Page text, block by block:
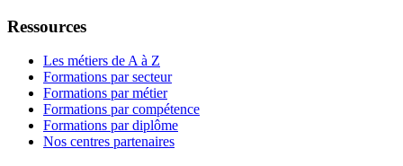
Ressources
Les métiers de A à Z
Formations par secteur
Formations par métier
Formations par compétence
Formations par diplôme
Nos centres partenaires